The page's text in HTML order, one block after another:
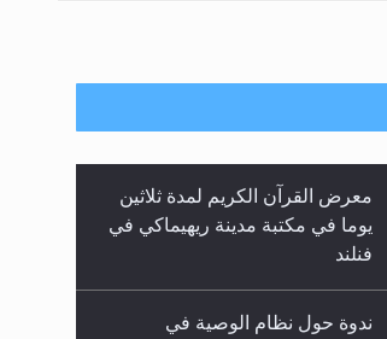
معرض القرآن الكريم لمدة ثلاثين
يوما في مكتبة مدينة ريهيماكي في
فنلند
ندوة حول نظام الوصية في